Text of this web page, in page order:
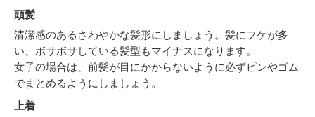
頭髪
清潔感のあるさわやかな髪形にしましょう。髪にフケが多
い、ボサボサしている髪型もマイナスになります。
女子の場合は、前髪が目にかからないように必ずピンやゴム
でまとめるようにしましょう。
上着